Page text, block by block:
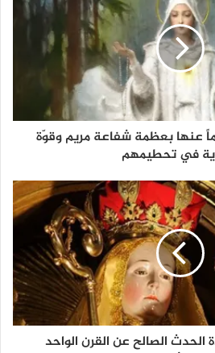
عنها بعظمة شفاعة مريم وقوّة
في تحطيمهم
الحدث الصالح عن القرن الواحد